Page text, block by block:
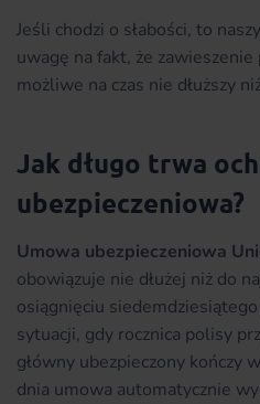
Jeśli chodzi o słabości, to
uwagę na fakt, że zawieszenie
możliwe na czas nie dłuższy
Jak długo trwa
ubezpieczeniowa?
Umowa ubezpieczeniowa
obowiązuje nie dłużej niż do
osiągnięciu
sytuacji, gdy rocznica polisy
główny ubezpieczony kończy
dnia umowa automatycznie